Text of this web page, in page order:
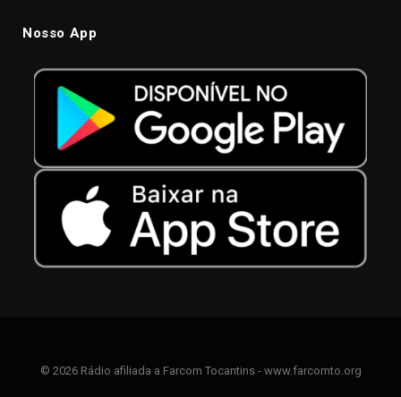
Nosso App
© 2026 Rádio afiliada a Farcom Tocantins - www.farcomto.org